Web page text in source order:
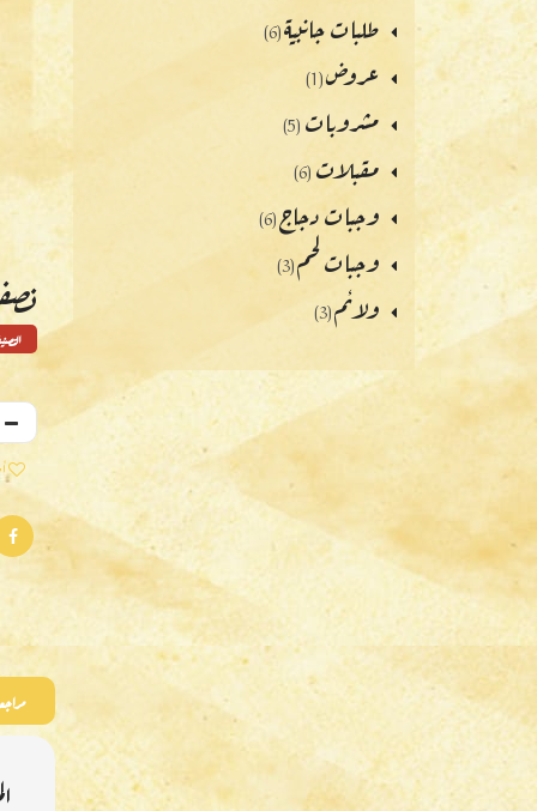
طلبات جانبية(6)
عروض(1)
مشروبات (5)
مقبلات (6)
وجبات دجاج (6)
وجبات لحم(3)
ولائم(3)